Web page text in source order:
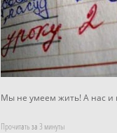
Мы не умеем жить! А нас и
Прочитать за 3 минуты